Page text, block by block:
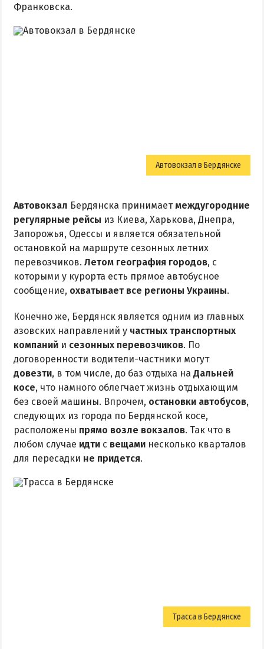
Франковска.
Автовокзал в Бердянске
Автовокзал Бердянска принимаетмеждугородние
регулярные рейсы из Киева, Харькова, Днепра,
Запорожья, Одессы и является обязательной
остановкой на маршруте сезонных летних
перевозчиков. Летом география городов, с
которыми у курорта есть прямое автобусное
сообщение, охватывает все регионы Украины.
Конечно же, Бердянск является одним из главных
азовских направлений у частных транспортных
компаний и сезонных перевозчиков. По
договоренности водители-частники могут
довезти, в том числе, до баз отдыха на Дальней
косе, что намного облегчает жизнь отдыхающим
без своей машины. Впрочем, остановки автобусов,
следующих из города по Бердянской косе,
расположены прямо возле вокзалов. Так что в
любом случае идти с вещами несколько кварталов
для пересадки не придется.
Трасса в Бердянске